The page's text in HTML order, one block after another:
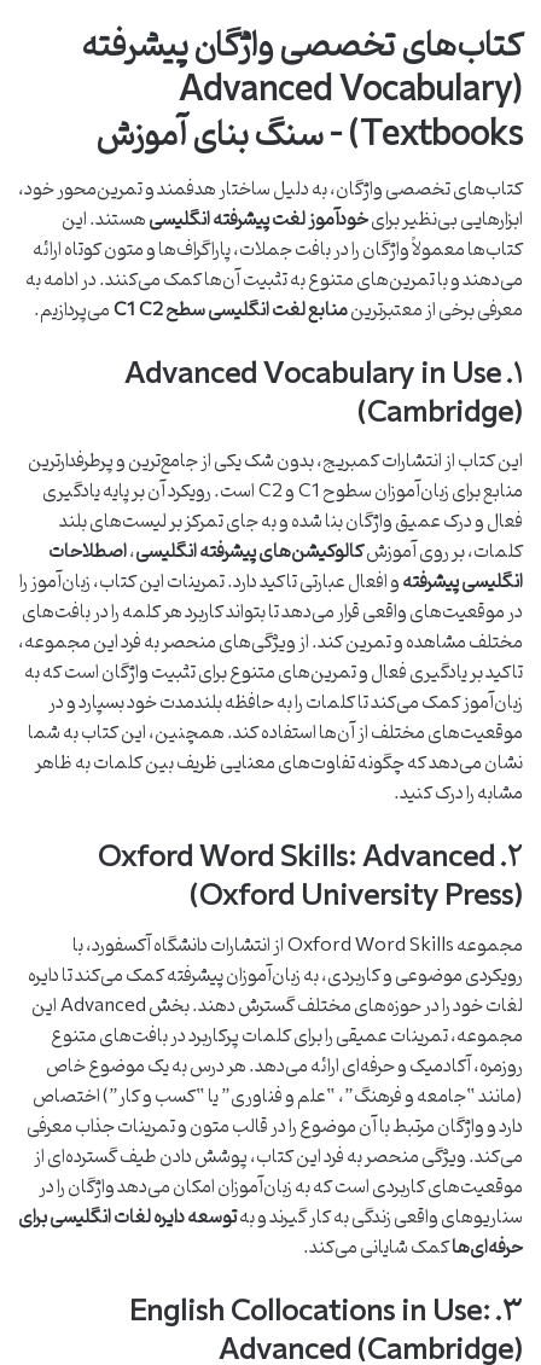
کتاب‌های تخصصی واژگان پیشرفته
(Advanced Vocabulary
Textbooks) – سنگ بنای آموزش
کتاب‌های تخصصی واژگان، به دلیل ساختار هدفمند و تمرین‌محور خود،
ابزارهایی بی‌نظیر برایخودآموز لغت پیشرفته انگلیسیهستند. این
کتاب‌ها معمولاً واژگان را در بافت جملات، پاراگراف‌ها و متون کوتاه ارائه
می‌دهند و با تمرین‌های متنوع به تثبیت آن‌ها کمک می‌کنند. در ادامه به
معرفی برخی از معتبرترینمنابع لغت انگلیسی سطح C1 C2 می‌پردازیم.
۱. Advanced Vocabulary in Use
(Cambridge)
این کتاب از انتشارات کمبریج، بدون شک یکی از جامع‌ترین و پرطرفدارترین
منابع برای زبان‌آموزان سطوح C1 و C2 است. رویکرد آن بر پایه یادگیری
فعال و درک عمیق واژگان بنا شده و به جای تمرکز بر لیست‌های بلند
کلمات، بر روی آموزشکالوکیشن‌های پیشرفته انگلیسی،اصطلاحات
انگلیسی پیشرفتهو افعال عبارتی تاکید دارد. تمرینات این کتاب، زبان‌آموز را
در موقعیت‌های واقعی قرار می‌دهد تا بتواند کاربرد هر کلمه را در بافت‌های
مختلف مشاهده و تمرین کند. از ویژگی‌های منحصر به فرد این مجموعه،
تاکید بر یادگیری فعال و تمرین‌های متنوع برای تثبیت واژگان است که به
زبان‌آموز کمک می‌کند تا کلمات را به حافظه بلندمدت خود بسپارد و در
موقعیت‌های مختلف از آن‌ها استفاده کند. همچنین، این کتاب به شما
نشان می‌دهد که چگونه تفاوت‌های معنایی ظریف بین کلمات به ظاهر
مشابه را درک کنید.
۲. Oxford Word Skills: Advanced
(Oxford University Press)
مجموعه Oxford Word Skills از انتشارات دانشگاه آکسفورد، با
رویکردی موضوعی و کاربردی، به زبان‌آموزان پیشرفته کمک می‌کند تا دایره
لغات خود را در حوزه‌های مختلف گسترش دهند. بخش Advanced این
مجموعه، تمرینات عمیقی را برای کلمات پرکاربرد در بافت‌های متنوع
روزمره، آکادمیک و حرفه‌ای ارائه می‌دهد. هر درس به یک موضوع خاص
(مانند “جامعه و فرهنگ”، “علم و فناوری” یا “کسب و کار”) اختصاص
دارد و واژگان مرتبط با آن موضوع را در قالب متون و تمرینات جذاب معرفی
می‌کند. ویژگی منحصر به فرد این کتاب، پوشش دادن طیف گسترده‌ای از
موقعیت‌های کاربردی است که به زبان‌آموزان امکان می‌دهد واژگان را در
سناریوهای واقعی زندگی به کار گیرند و بهتوسعه دایره لغات انگلیسی برای
حرفه‌ای‌هاکمک شایانی می‌کند.
۳. English Collocations in Use:
Advanced (Cambridge)